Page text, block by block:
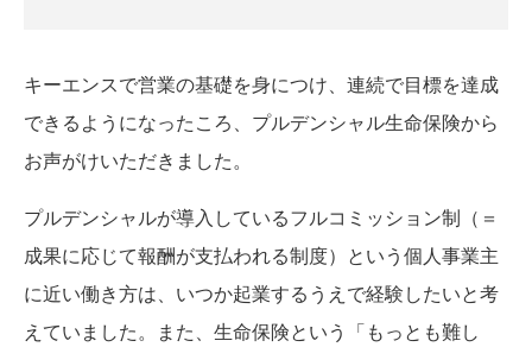
キーエンスで営業の基礎を身につけ、連続で目標を達成
できるようになったころ、プルデンシャル生命保険から
お声がけいただきました。
プルデンシャルが導入しているフルコミッション制（＝
成果に応じて報酬が支払われる制度）という個人事業主
に近い働き方は、いつか起業するうえで経験したいと考
えていました。また、生命保険という「もっとも難し